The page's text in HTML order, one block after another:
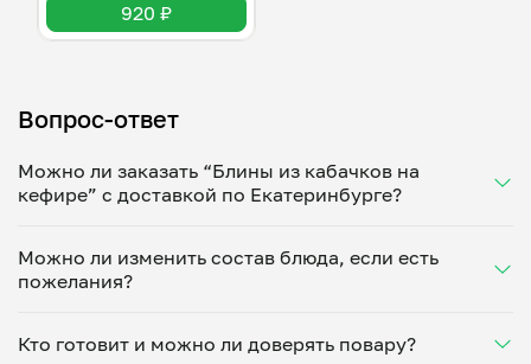
920 ₽
Вопрос-ответ
Можно ли заказать “Блины из кабачков на
кефире” с доставкой по Екатеринбурге?
Укажите удобное время — и получите свежее
домашнее блюдо в большой порции прямо с плиты.
минут. Статус заказа отслеживайте в личном
кабинете, а с поваром можно связаться напрямую в
Можно ли изменить состав блюда, если есть
пожелания?
ваши предпочтения: уберет специи, снизит
Кто готовит и можно ли доверять повару?